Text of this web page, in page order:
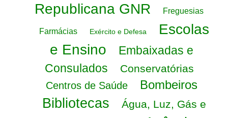
Republicana GNR
Freguesias
Farmácias Exército e Defesa
Escolas
e Ensino
Embaixadas e
Consulados
Conservatórias
Centros de Saúde Bombeiros
Bibliotecas
Água, Luz, Gás e